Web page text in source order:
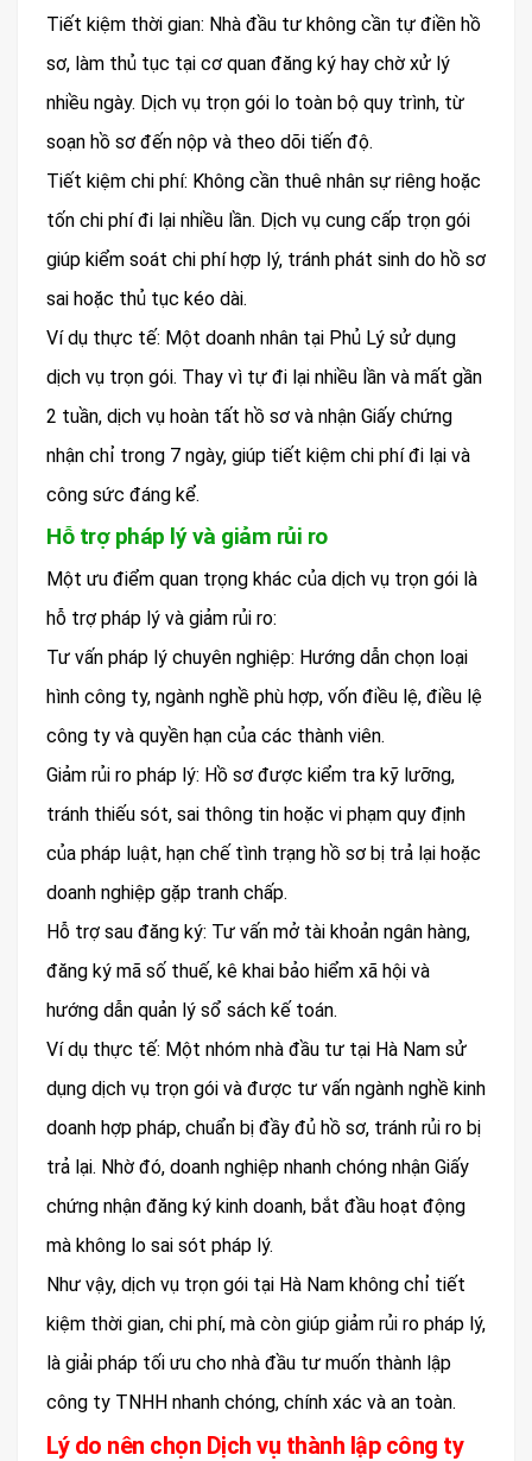
Tiết kiệm thời gian: Nhà đầu tư không cần tự điền hồ
sơ, làm thủ tục tại cơ quan đăng ký hay chờ xử lý
nhiều ngày. Dịch vụ trọn gói lo toàn bộ quy trình, từ
soạn hồ sơ đến nộp và theo dõi tiến độ.
Tiết kiệm chi phí: Không cần thuê nhân sự riêng hoặc
tốn chi phí đi lại nhiều lần. Dịch vụ cung cấp trọn gói
giúp kiểm soát chi phí hợp lý, tránh phát sinh do hồ sơ
sai hoặc thủ tục kéo dài.
Ví dụ thực tế: Một doanh nhân tại Phủ Lý sử dụng
dịch vụ trọn gói. Thay vì tự đi lại nhiều lần và mất gần
2 tuần, dịch vụ hoàn tất hồ sơ và nhận Giấy chứng
nhận chỉ trong 7 ngày, giúp tiết kiệm chi phí đi lại và
công sức đáng kể.
Hỗ trợ pháp lý và giảm rủi ro
Một ưu điểm quan trọng khác của dịch vụ trọn gói là
hỗ trợ pháp lý và giảm rủi ro:
Tư vấn pháp lý chuyên nghiệp: Hướng dẫn chọn loại
hình công ty, ngành nghề phù hợp, vốn điều lệ, điều lệ
công ty và quyền hạn của các thành viên.
Giảm rủi ro pháp lý: Hồ sơ được kiểm tra kỹ lưỡng,
tránh thiếu sót, sai thông tin hoặc vi phạm quy định
của pháp luật, hạn chế tình trạng hồ sơ bị trả lại hoặc
doanh nghiệp gặp tranh chấp.
Hỗ trợ sau đăng ký: Tư vấn mở tài khoản ngân hàng,
đăng ký mã số thuế, kê khai bảo hiểm xã hội và
hướng dẫn quản lý sổ sách kế toán.
Ví dụ thực tế: Một nhóm nhà đầu tư tại Hà Nam sử
dụng dịch vụ trọn gói và được tư vấn ngành nghề kinh
doanh hợp pháp, chuẩn bị đầy đủ hồ sơ, tránh rủi ro bị
trả lại. Nhờ đó, doanh nghiệp nhanh chóng nhận Giấy
chứng nhận đăng ký kinh doanh, bắt đầu hoạt động
mà không lo sai sót pháp lý.
Như vậy, dịch vụ trọn gói tại Hà Nam không chỉ tiết
kiệm thời gian, chi phí, mà còn giúp giảm rủi ro pháp lý,
là giải pháp tối ưu cho nhà đầu tư muốn thành lập
công ty TNHH nhanh chóng, chính xác và an toàn.
Lý do nên chọn Dịch vụ thành lập công ty